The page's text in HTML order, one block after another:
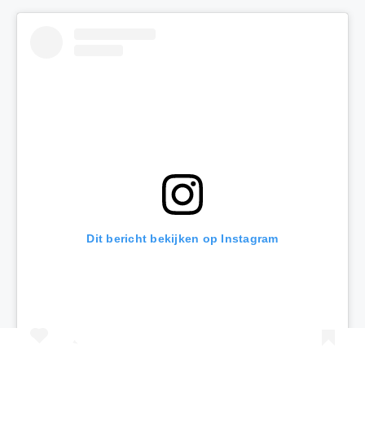
Dit bericht bekijken op Instagram